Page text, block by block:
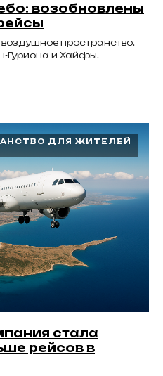
возобновлены
пространство.
Гуриона и Хайфы.
ДЛЯ ЖИТЕЛЕЙ
стала
рейсов в